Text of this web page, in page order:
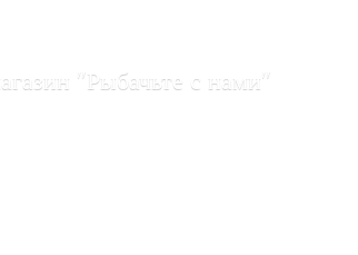
"Рыбачьте с нами"